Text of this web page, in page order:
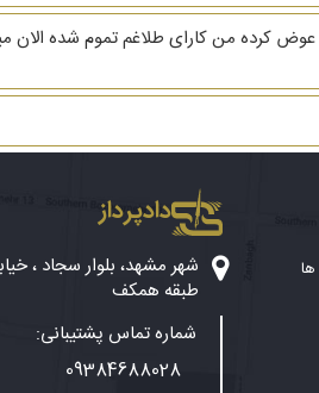
کلید خونه رو عوض کرده من کارای طلاغم تموم
دادپرداز
طبقه همکف
شماره تماس پشتیبانی:
09384688028